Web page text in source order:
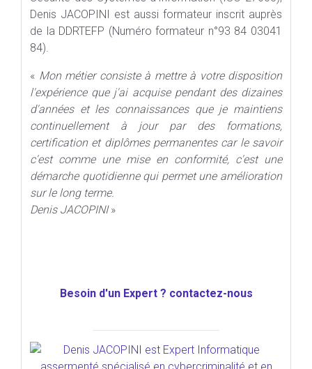
Denis JACOPINI est aussi formateur inscrit auprès
de la DDRTEFP (Numéro formateur n°93 84 03041
84).
« Mon métier consiste à mettre à votre disposition
l'expérience que j'ai acquise pendant des dizaines
d'années et les connaissances que je maintiens
continuellement à jour par des formations,
certification et diplômes permanentes car le savoir
c'est comme une mise en conformité, c'est une
démarche quotidienne qui permet une amélioration
sur le long terme.
Denis JACOPINI»
Besoin d'un Expert ? contactez-nous